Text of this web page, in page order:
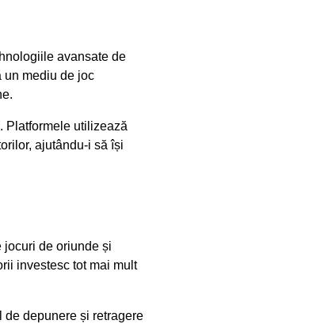
avansate de
un mediu de joc
Platformele utilizează
ajutându-i să își
jocuri de oriunde și
investesc tot mai mult
depunere și retragere